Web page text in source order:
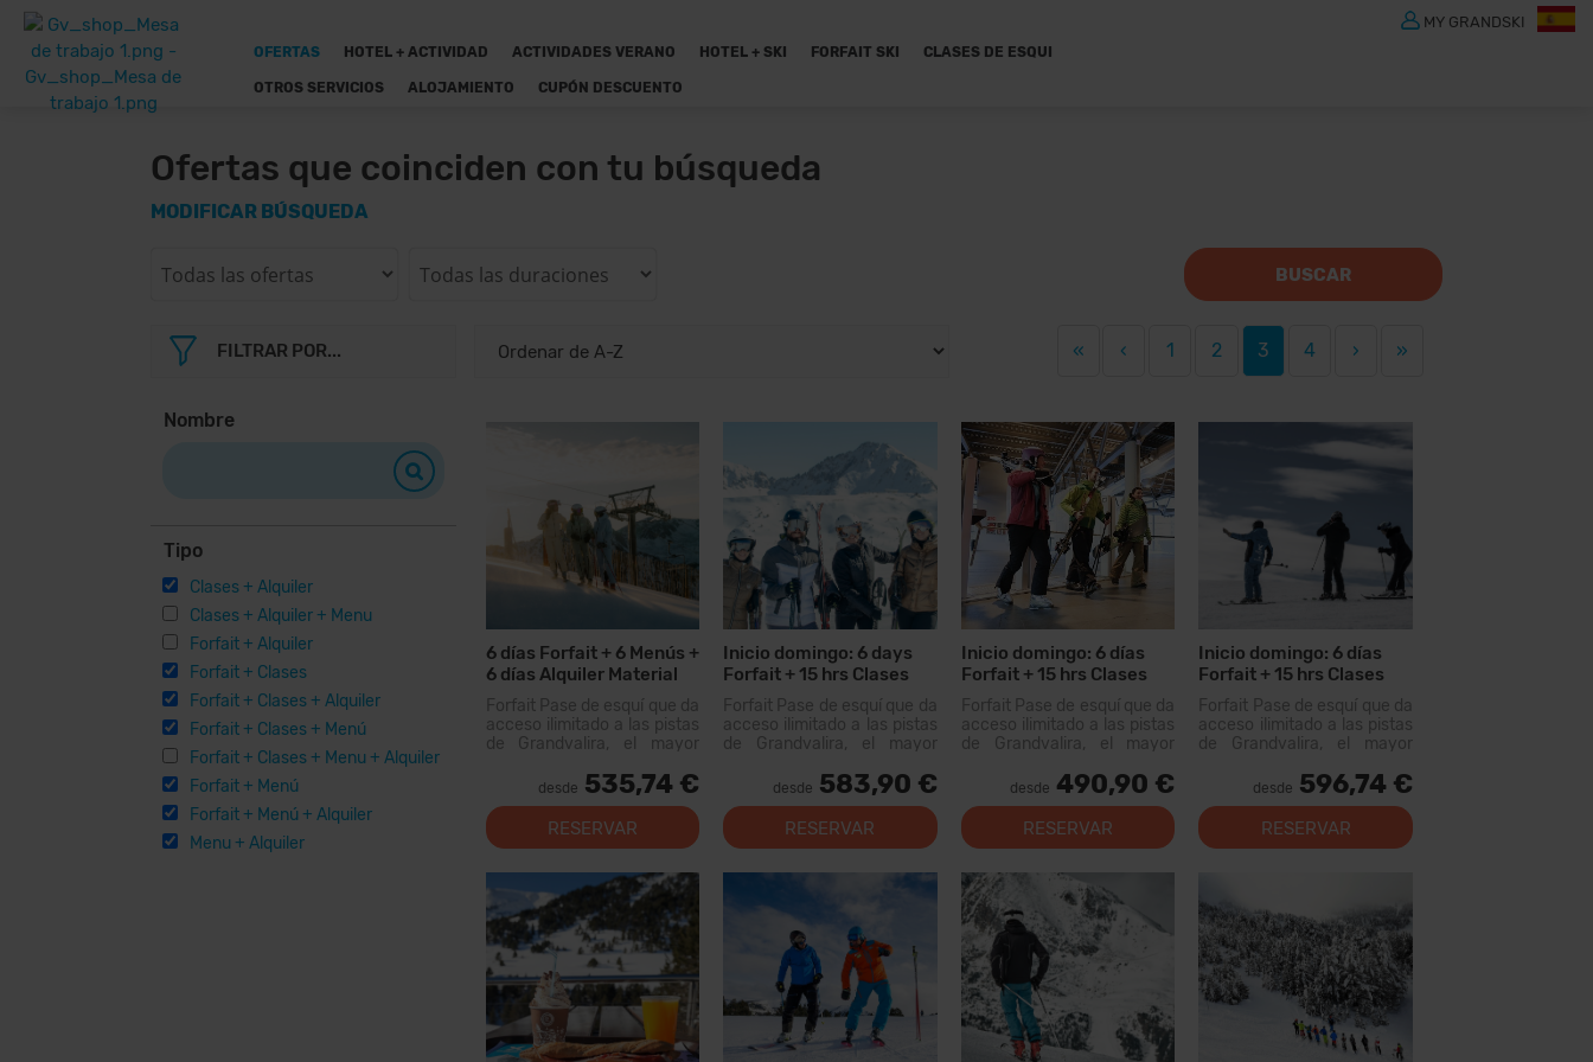
OFERTAS HOTEL + ACTIVIDAD ACTIVIDADES VERANO HOTEL + SKI FORFAIT SKI CLASES DE ESQUI
OTROS SERVICIOS ALOJAMIENTO CUPÓN DESCUENTO
MY GRANDSKI
Ofertas que coinciden con tu búsqueda
MODIFICAR BÚSQUEDA
BUSCAR
FILTRAR POR...
Nombre
Tipo
Clases + Alquiler
Clases + Alquiler + Menu
Forfait + Alquiler
Forfait + Clases
Forfait + Clases + Alquiler
Forfait + Clases + Menú
Forfait + Clases + Menu + Alquiler
Forfait + Menú
Forfait + Menú + Alquiler
Menu + Alquiler
« ‹ 1 2 3 4 › »
6 días Forfait + 6 Menús +
6 días Alquiler Material
Forfait Pase de esquí que da
acceso ilimitado a las pistas
de Grandvalira, el mayor
Pirineos. Con este forfait
podrás recorrer más de 200
km de pistas, con opciones
para todos los niveles,
desde 535,74 €
RESERVAR
Inicio domingo: 6 days
Forfait + 15 hrs Clases
Colectivas + 6 Menús
Forfait Pase de esquí que da
acceso ilimitado a las pistas
de Grandvalira, el mayor
Pirineos. Con este forfait
podrás recorrer más de 200
km de pistas, con opciones
para todos los niveles,
desde 583,90 €
RESERVAR
Inicio domingo: 6 días
Forfait + 15 hrs Clases
Colectivas
Forfait Pase de esquí que da
acceso ilimitado a las pistas
de Grandvalira, el mayor
Pirineos. Con este forfait
podrás recorrer más de...
desde 490,90 €
RESERVAR
Inicio domingo: 6 días
Forfait + 15 hrs Clases
Colectivas + 6 días
Alquiler Material
Forfait Pase de esquí que da
acceso ilimitado a las pistas
de Grandvalira, el mayor
Pirineos. Con este forfait
podrás recorrer más de...
desde 596,74 €
RESERVAR